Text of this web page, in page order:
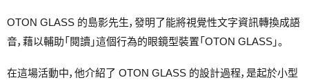
OTON GLASS 的島影先生，發明了能將視覺性文字資訊轉換成語
音，藉以輔助「閱讀」這個行為的眼鏡型裝置「OTON GLASS」。
在這場活動中，他介紹了 OTON GLASS 的設計過程，是起於小型